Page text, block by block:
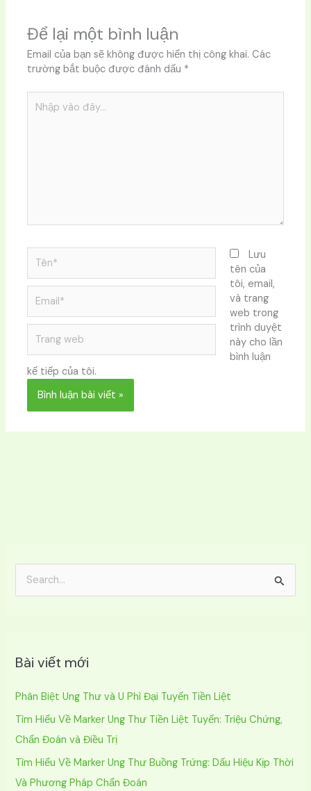
Để lại một bình luận
Email của bạn sẽ không được hiển thị công khai. Các
trường bắt buộc được đánh dấu *
vào
web
Lưu
tên của
tôi, email,
và trang
web trong
trình duyệt
này cho lần
bình luận
kế tiếp của tôi.
i
m
Bài viết mới
Phân Biệt Ung Thư và U Phì Đại Tuyến Tiền Liệt
Tìm Hiểu Về Marker Ung Thư Tiền Liệt Tuyến: Triệu Chứng,
Chẩn Đoán và Điều Trị
Tìm Hiểu Về Marker Ung Thư Buồng Trứng: Dấu Hiệu Kịp Thời
Và Phương Pháp Chẩn Đoán